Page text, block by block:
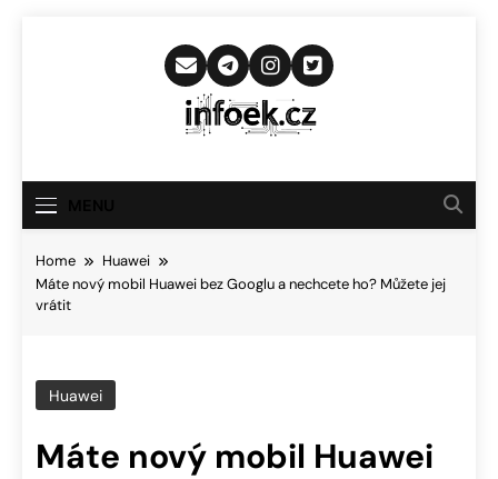
Infoek.cz
Novinkám
Home
Huawei
Máte nový mobil Huawei bez Googlu a nechcete ho? Můžete jej
vrátit
Huawei
Máte nový mobil Huawei